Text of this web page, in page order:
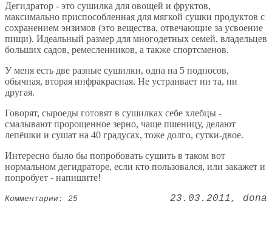
Дегидратор - это сушилка для овощей и фруктов,
максимально приспособленная для мягкой сушки продуктов с
сохранением энзимов (это вещества, отвечающие за усвоение
пищи). Идеальный размер для многодетных семей, владельцев
больших садов, ремесленников, а также спортсменов.
У меня есть две разные сушилки, одна на 5 подносов,
обычная, вторая инфракрасная. Не устраивает ни та, ни
другая.
Говорят, сыроеды готовят в сушилках себе хлебцы -
смалывают пророщенное зерно, чаще пшеницу, делают
лепёшки и сушат на 40 градусах, тоже долго, сутки-двое.
Интересно было бы попробовать сушить в таком вот
нормальном дегидраторе, если кто пользовался, или закажет и
попробует - напишите!
Комментарии: 25 23.03.2011 dona